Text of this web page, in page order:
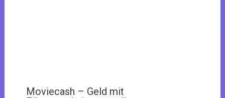
Moviecash – Geld mit